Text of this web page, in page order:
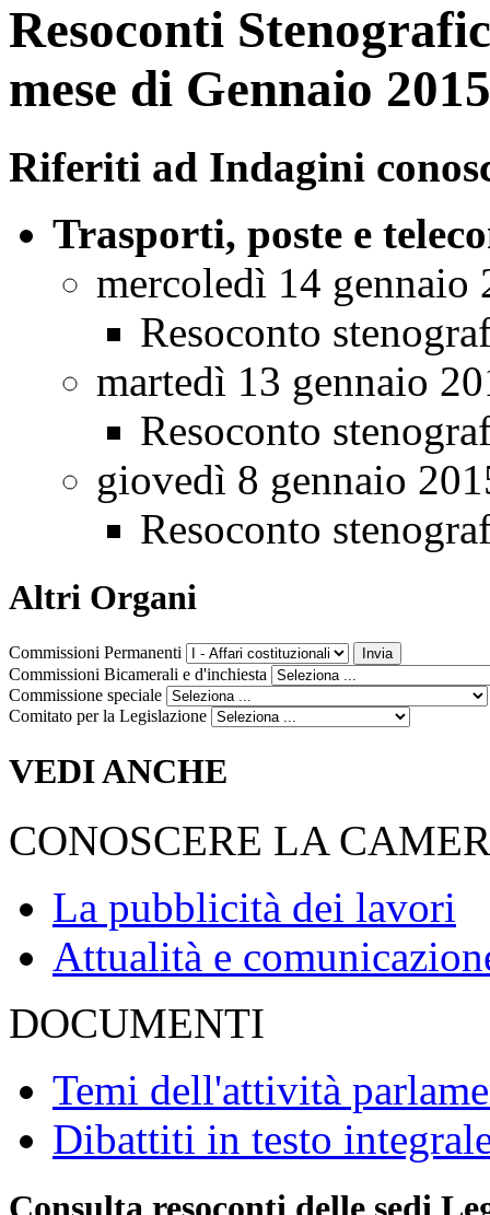
Resoconti
mese di Gennaio 2015
Riferiti ad Indagini
Trasporti, poste e
mercoledì 14 gennaio
Resoconto
martedì 13 gennaio
Resoconto
giovedì 8 gennaio
Resoconto
Altri Organi
Commissioni Permanenti
Commissioni Bicamerali e d'inchiesta
Commissione speciale
Comitato per la Legislazione
VEDI ANCHE
CONOSCERE LA
La pubblicità dei lavori
Attualità e
DOCUMENTI
Temi dell'attività
Dibattiti in testo